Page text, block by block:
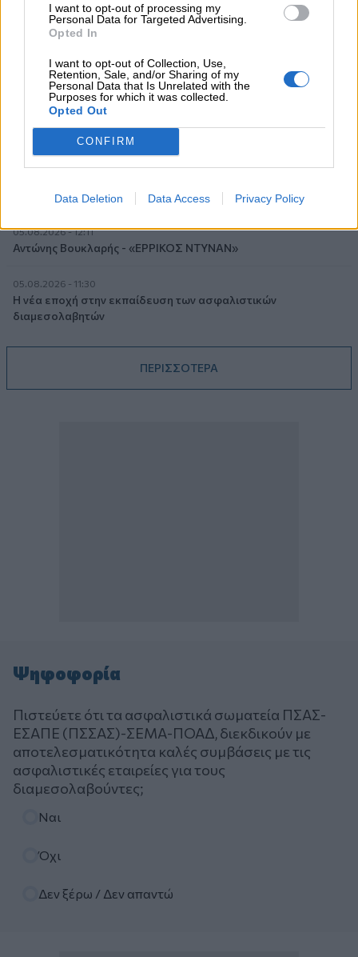
I want to opt-out of processing my
Personal Data for Targeted Advertising.
Opted In
I want to opt-out of Collection, Use,
Retention, Sale, and/or Sharing of my
Personal Data that Is Unrelated with the
Purposes for which it was collected.
Opted Out
CONFIRM
Data Deletion Data Access Privacy Policy
ελληνικές τράπεζες «πρωταθλήτριες» στα δάνεια, νέο deal
Βαρδινογιάννη- Εξάρχου και ο διπλασιασμός των κερδών της
05.08.2026 - 13:37
Randy Schekman, Νομπελίστας Ιατρικής: «Σε πέντε χρόνια
μπορεί να έχουμε θεραπεία που αναστέλλει την εξέλιξη του
Πάρκινσον»
παρονομαστή το κοινό συμφέρον
05.08.2026 - 12:11
Αντώνης Βουκλαρής - «ΕΡΡΙΚΟΣ ΝΤΥΝΑΝ»
05.08.2026 - 11:30
Η νέα εποχή στην εκπαίδευση των ασφαλιστικών
διαμεσολαβητών
ΠΕΡΙΣΣΟΤΕΡΑ
Ψηφοφορία
Πιστεύετε ότι τα ασφαλιστικά σωματεία ΠΣΑΣ-
ΕΣΑΠΕ (ΠΣΣΑΣ)-ΣΕΜΑ-ΠΟΑΔ, διεκδικούν με
αποτελεσματικότητα καλές συμβάσεις με τις
ασφαλιστικές εταιρείες για τους
διαμεσολαβούντες;
Ναι
Όχι
Δεν ξέρω / Δεν απαντώ